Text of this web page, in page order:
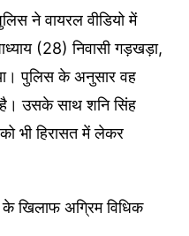
ने वायरल वीडियो में
(28) निवासी गड़खड़ा,
पुलिस के अनुसार वह
है। उसके साथ शनि सिंह
भी हिरासत में लेकर
के खिलाफ अग्रिम विधिक